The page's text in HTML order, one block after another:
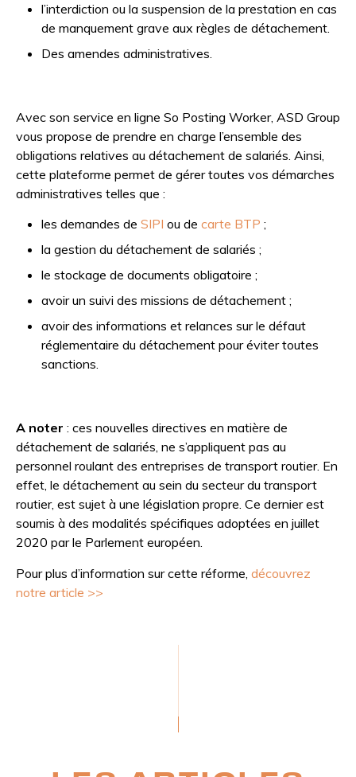
l’interdiction ou la suspension de la prestation en cas
de manquement grave aux règles de détachement.
Des amendes administratives.
Avec son service en ligne So Posting Worker, ASD Group
vous propose de prendre en charge l’ensemble des
obligations relatives au détachement de salariés. Ainsi,
cette plateforme permet de gérer toutes vos démarches
administratives telles que :
les demandes de SIPI ou de carte BTP ;
la gestion du détachement de salariés ;
le stockage de documents obligatoire ;
avoir un suivi des missions de détachement ;
avoir des informations et relances sur le défaut
réglementaire du détachement pour éviter toutes
sanctions.
A noter : ces nouvelles directives en matière de
détachement de salariés, ne s’appliquent pas au
personnel roulant des entreprises de transport routier. En
effet, le détachement au sein du secteur du transport
routier, est sujet à une législation propre. Ce dernier est
soumis à des modalités spécifiques adoptées en juillet
2020 par le Parlement européen.
Pour plus d’information sur cette réforme, découvrez
notre article >>